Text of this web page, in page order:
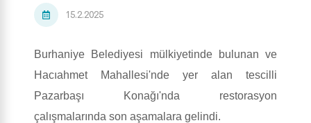
15.2.2025
Burhaniye Belediyesi mülkiyetinde bulunan ve
Hacıahmet Mahallesi'nde yer alan tescilli
Pazarbaşı Konağı'nda restorasyon
çalışmalarında son aşamalara gelindi.